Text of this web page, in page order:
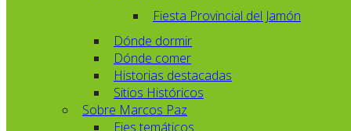
Fiesta Provincial del Jamón
Dónde dormir
Dónde comer
Historias destacadas
Sitios Históricos
Sobre Marcos Paz
Ejes temáticos